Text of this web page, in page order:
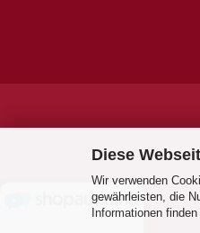
Diese
Wir verwenden
gewährleisten, die
Informationen